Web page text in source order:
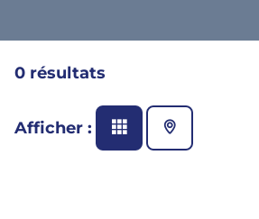
0 résultats
Afficher :